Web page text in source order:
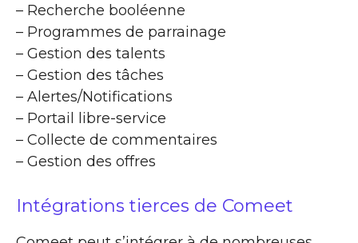
– Recherche booléenne
– Programmes de parrainage
– Gestion des talents
– Gestion des tâches
– Alertes/Notifications
– Portail libre-service
– Collecte de commentaires
– Gestion des offres
Intégrations tierces de Comeet